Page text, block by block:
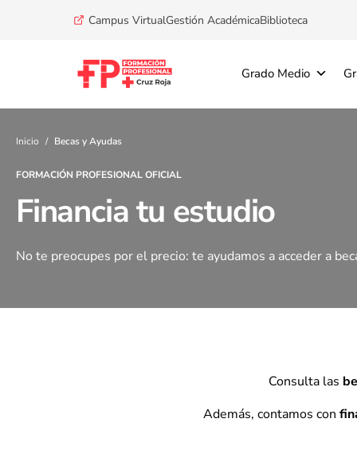
Campus VirtualGestión AcadémicaBiblioteca
Grado Medio
Buscar
Inicio Becas y Ayudas
FORMACIÓN PROFESIONAL OFICIAL
Financia tu estudio
No te preocupes por el precio: te ayudamos a acceder a
Consulta las
Además, contamos con